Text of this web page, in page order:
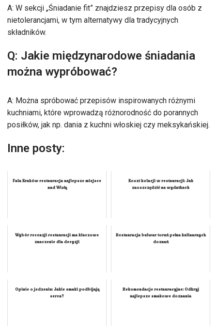
A: W sekcji „Śniadanie fit” znajdziesz przepisy dla osób z
nietolerancjami, w tym alternatywy dla tradycyjnych
składników.
Q: Jakie międzynarodowe śniadania
można wypróbować?
A: Można spróbować przepisów inspirowanych różnymi
kuchniami, które wprowadzą różnorodność do porannych
posiłków, jak np. dania z kuchni włoskiej czy meksykańskiej.
Inne posty:
Fala Kraków restauracja najlepsze miejsce
nad Wisłą
Koszt kolacji w restauracji: Jak
zaoszczędzić na wydatkach
Wybór recenzji restauracji ma kluczowe
znaczenie dla decyzji
Restauracja bulwar toruń pełna kulinarnych
doznań
Opinie o jedzeniu: Jakie smaki podbijają
serca?
Rekomendacje restauracyjne: Odkryj
najlepsze smakowe doznania